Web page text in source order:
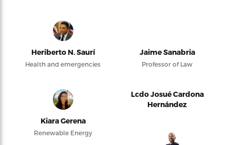
Heriberto N. Saurí
Health and emergencies
Jaime Sanabria
Professor of Law
Kiara Gerena
Renewable Energy
Lcdo Josué Cardona
Hernández